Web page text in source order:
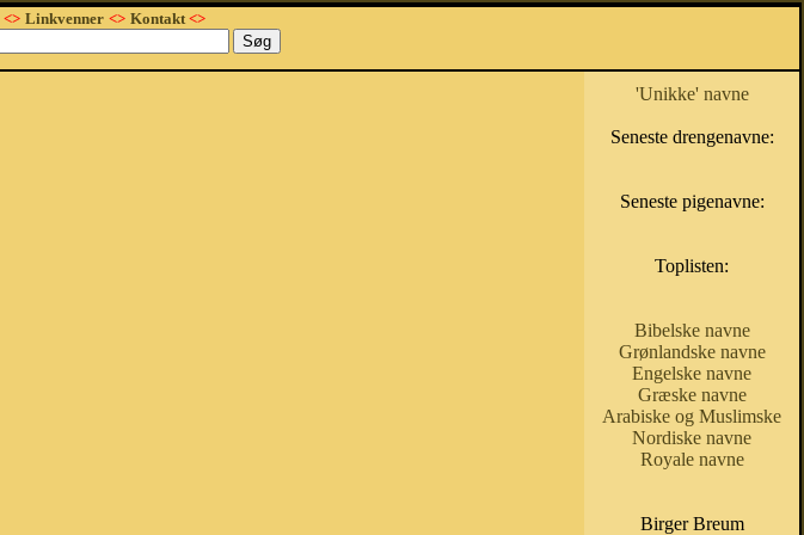
<> Linkvenner <> Kontakt<>
'Unikke' navne
Seneste drengenavne:
Seneste pigenavne:
Toplisten:
Bibelske navne
Grønlandske navne
Engelske navne
Græske navne
Arabiske og Muslimske
Nordiske navne
Royale navne
Birger Breum